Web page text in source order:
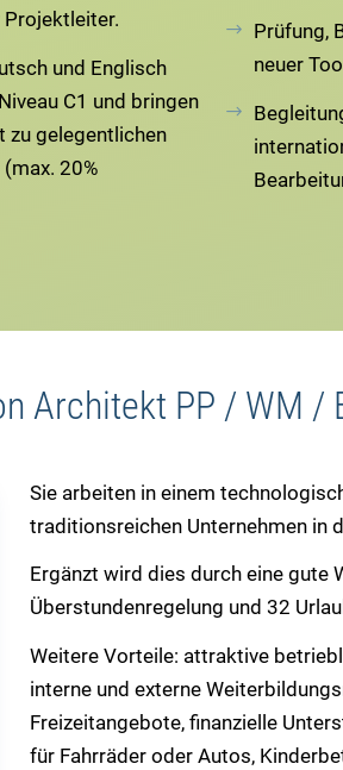
und Englisch
C1 und bringen
zu gelegentlichen
20%
Prüfung,
neuer
Architekt PP / WM /
Sie arbeiten in einem
traditionsreichen Unternehmen in
Ergänzt wird dies durch eine gute
Überstundenregelung und 32
Weitere Vorteile: attraktive
interne und externe
Freizeitangebote, finanzielle
für Fahrräder oder Autos,